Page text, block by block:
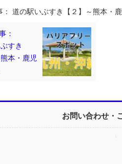
： 道の駅いぶすき【２】～熊本・
：
すき
熊本・鹿児
お問い合わせ・